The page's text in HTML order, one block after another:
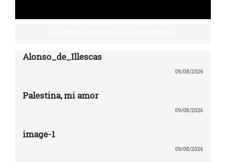
Alonso_de_Illescas
09/08/2026
Palestina, mi amor
09/08/2026
image-1
09/08/2026